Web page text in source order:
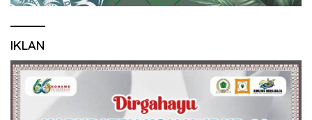
IKLAN